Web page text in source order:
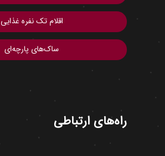
اقلام تک نفره غذایی
ساک‌های پارچه‌ای
راه‌های ارتباطی